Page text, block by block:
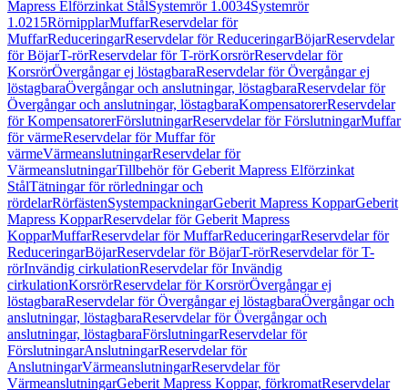
Mapress Elförzinkat StålSystemrör 1.0034Systemrör
1.0215RörnipplarMuffarReservdelar för
MuffarReduceringarReservdelar för ReduceringarBöjarReservdelar
för BöjarT-rörReservdelar för T-rörKorsrörReservdelar för
KorsrörÖvergångar ej löstagbaraReservdelar för Övergångar ej
löstagbaraÖvergångar och anslutningar, löstagbaraReservdelar för
Övergångar och anslutningar, löstagbaraKompensatorerReservdelar
för KompensatorerFörslutningarReservdelar för FörslutningarMuffar
för värmeReservdelar för Muffar för
värmeVärmeanslutningarReservdelar för
VärmeanslutningarTillbehör för Geberit Mapress Elförzinkat
StålTätningar för rörledningar och
rördelarRörfästenSystempackningarGeberit Mapress KopparGeberit
Mapress KopparReservdelar för Geberit Mapress
KopparMuffarReservdelar för MuffarReduceringarReservdelar för
ReduceringarBöjarReservdelar för BöjarT-rörReservdelar för T-
rörInvändig cirkulationReservdelar för Invändig
cirkulationKorsrörReservdelar för KorsrörÖvergångar ej
löstagbaraReservdelar för Övergångar ej löstagbaraÖvergångar och
anslutningar, löstagbaraReservdelar för Övergångar och
anslutningar, löstagbaraFörslutningarReservdelar för
FörslutningarAnslutningarReservdelar för
AnslutningarVärmeanslutningarReservdelar för
VärmeanslutningarGeberit Mapress Koppar, förkromatReservdelar